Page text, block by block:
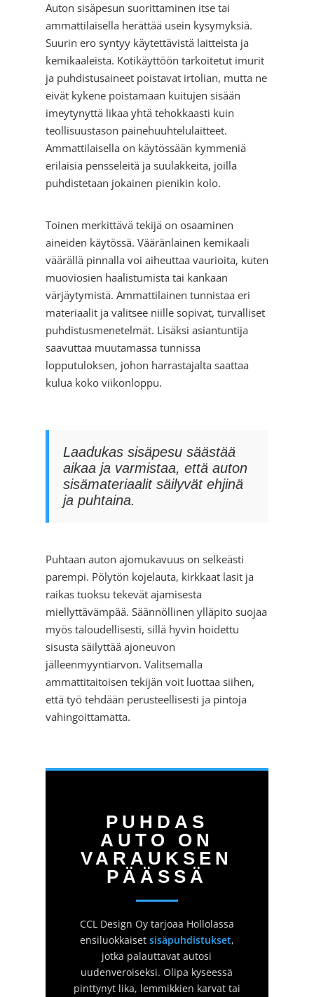
Auton sisäpesun suorittaminen itse tai
ammattilaisella herättää usein kysymyksiä.
Suurin ero syntyy käytettävistä laitteista ja
kemikaaleista. Kotikäyttöön tarkoitetut imurit
ja puhdistusaineet poistavat irtolian, mutta ne
eivät kykene poistamaan kuitujen sisään
imeytynyttä likaa yhtä tehokkaasti kuin
teollisuustason painehuuhtelulaitteet.
Ammattilaisella on käytössään kymmeniä
erilaisia pensseleitä ja suulakkeita, joilla
puhdistetaan jokainen pienikin kolo.
Toinen merkittävä tekijä on osaaminen
aineiden käytössä. Vääränlainen kemikaali
väärällä pinnalla voi aiheuttaa vaurioita, kuten
muoviosien haalistumista tai kankaan
värjäytymistä. Ammattilainen tunnistaa eri
materiaalit ja valitsee niille sopivat, turvalliset
puhdistusmenetelmät. Lisäksi asiantuntija
saavuttaa muutamassa tunnissa
lopputuloksen, johon harrastajalta saattaa
kulua koko viikonloppu.
Laadukas sisäpesu säästää
aikaa ja varmistaa, että auton
sisämateriaalit säilyvät ehjinä
ja puhtaina.
Puhtaan auton ajomukavuus on selkeästi
parempi. Pölytön kojelauta, kirkkaat lasit ja
raikas tuoksu tekevät ajamisesta
miellyttävämpää. Säännöllinen ylläpito suojaa
myös taloudellisesti, sillä hyvin hoidettu
sisusta säilyttää ajoneuvon
jälleenmyyntiarvon. Valitsemalla
ammattitaitoisen tekijän voit luottaa siihen,
että työ tehdään perusteellisesti ja pintoja
vahingoittamatta.
PUHDAS
AUTO ON
VARAUKSEN
PÄÄSSÄ
CCL Design Oy tarjoaa Hollolassa
ensiluokkaiset sisäpuhdistukset,
jotka palauttavat autosi
uudenveroiseksi. Olipa kyseessä
pinttynyt lika, lemmikkien karvat tai